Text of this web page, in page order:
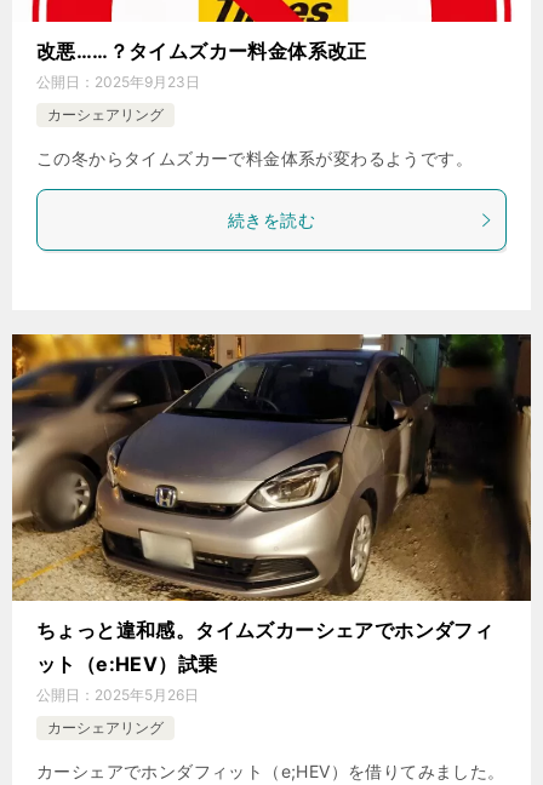
改悪……？タイムズカー料金体系改正
公開日： 2025年9月23日
カーシェアリング
この冬からタイムズカーで料金体系が変わるようです。
続きを読む
ちょっと違和感。タイムズカーシェアでホンダフィ
ット（e:HEV）試乗
公開日： 2025年5月26日
カーシェアリング
カーシェアでホンダフィット（e;HEV）を借りてみました。